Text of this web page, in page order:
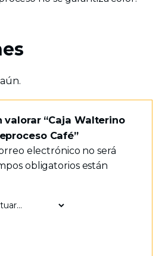
valorar “Caja Walterino
Café”
electrónico no será
obligatorios están